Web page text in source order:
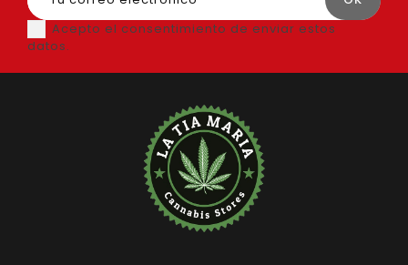
Acepto el consentimiento de enviar estos
datos.